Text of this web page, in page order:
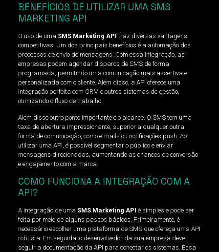
BENEFÍCIOS DE UTILIZAR UMA SMS
MARKETING API
O uso de uma SMS Marketing API traz diversas vantagens
competitivas. Um dos principais benefícios é a automação dos
processos de envio de mensagens. Com essa integração, as
empresas podem agendar disparos de SMS de forma
programada, permitindo uma comunicação mais assertiva e
personalizada com o cliente. Além disso, a API oferece uma
integração perfeita com CRM e outros sistemas de gestão,
otimizando o fluxo de trabalho.
Além disso outro ponto importante é o alcance. O SMS tem uma
taxa de abertura impressionante, superior a qualquer outra
forma de comunicação, como e-mails ou notificações push. Ao
utilizar uma API, é possível segmentar o público e enviar
mensagens direcionadas, aumentando as chances de conversão
e engajamento com a marca.
COMO FUNCIONA A INTEGRAÇÃO COM A
API?
A integração de uma SMS Marketing API é simples e pode ser
feita por meio de alguns passos básicos. Primeiramente, é
necessário escolher uma plataforma de SMS que ofereça uma API
robusta. Em seguida, o desenvolvedor da sua empresa deve
seguir a documentação da API para conectar os sistemas. Essa